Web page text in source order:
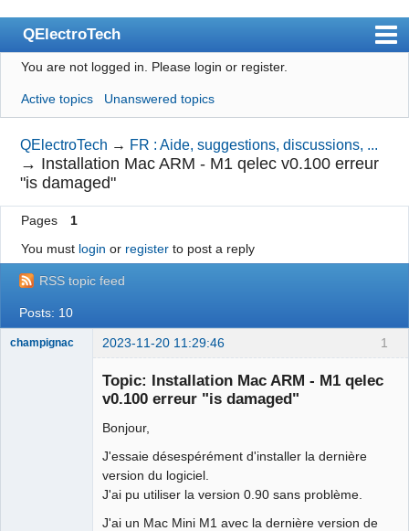
QElectroTech
Index
User list
Search
Register
Login
Wiki
BugTracker
Videos
Manual 0.8_cs
Google_Search
You are not logged in. Please login or register.
Active topics Unanswered topics
QElectroTech → FR : Aide, suggestions, discussions, ...
→ Installation Mac ARM - M1 qelec v0.100 erreur
"is damaged"
Pages
1
You must login or registerto post a reply
RSS topic feed
Posts: 10
1
champignac 2023-11-20 11:29:46
Topic: Installation Mac ARM - M1 qelec
v0.100 erreur "is damaged"
Bonjour,
J'essaie désespérément d'installer la dernière
version du logiciel.
J'ai pu utiliser la version 0.90 sans problème.
J'ai un Mac Mini M1 avec la dernière version de